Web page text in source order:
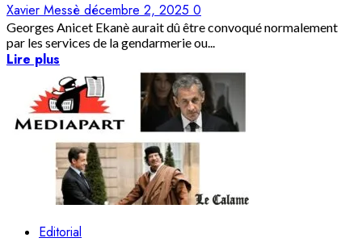
Xavier Messè décembre 2, 2025 0
Georges Anicet Ekanè aurait dû être convoqué normalement
par les services de la gendarmerie ou...
Lire plus
Editorial